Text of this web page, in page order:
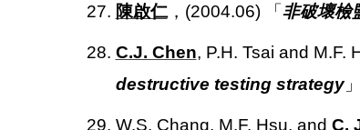
27. 陳啟仁，(2004.06) 「非破壞檢
28. C.J. Chen, P.H. Tsai and M.F.
destructive testing strategy
29. W.S. Chang, M.F. Hsu, and C.